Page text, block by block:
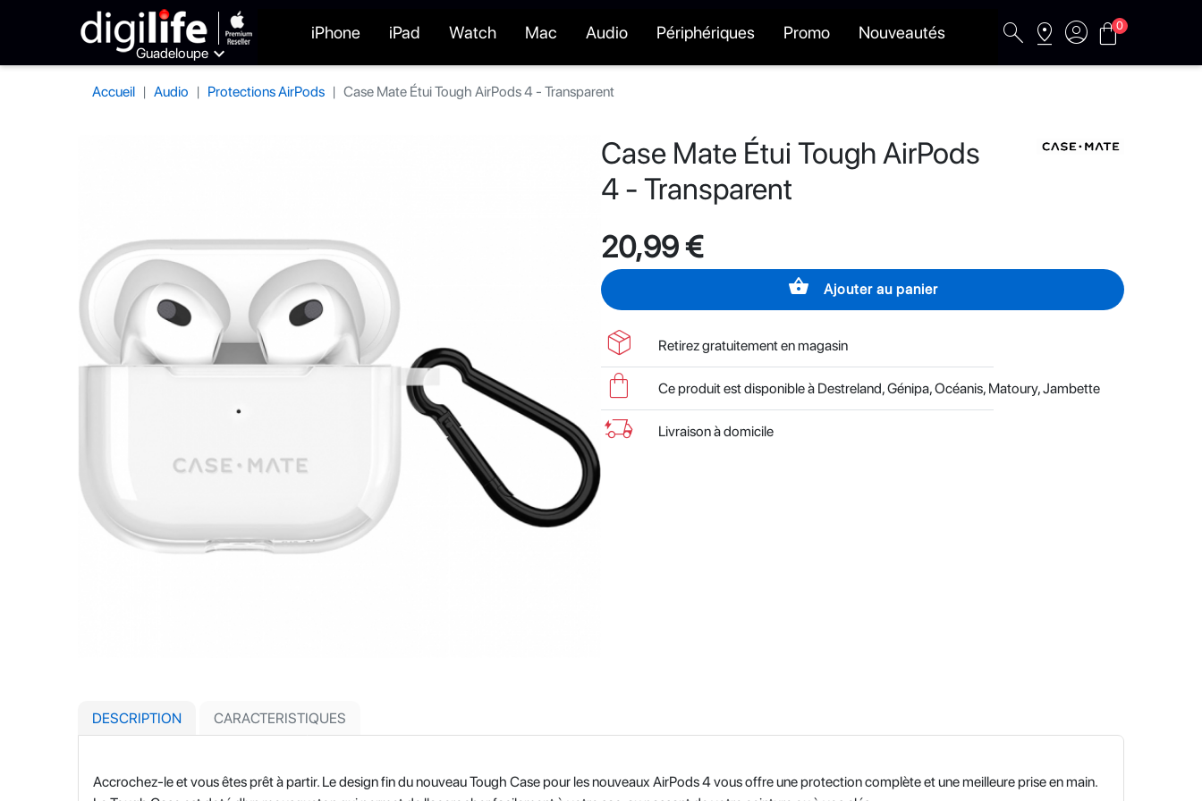
Guadeloupe 
iPhone iPad Watch Mac Audio Périphériques Promo Nouveautés search pin_drop account_circle shopping_bag
0
Accueil Audio Protections AirPods Case Mate Étui Tough AirPods 4 - Transparent
Case Mate Étui Tough AirPods
4 - Transparent
20,99 €
shopping_basket Ajouter au panier
package_2 Retirez gratuitement en magasin
shopping_bag Ce produit est disponible à Destreland, Génipa, Océanis, Matoury, Jambette
delivery_truck_bolt Livraison à domicile
DESCRIPTION CARACTERISTIQUES
Accrochez-le et vous êtes prêt à partir. Le design fin du nouveau Tough Case pour les nouveaux AirPods 4 vous offre une protection complète et une meilleure prise en main.